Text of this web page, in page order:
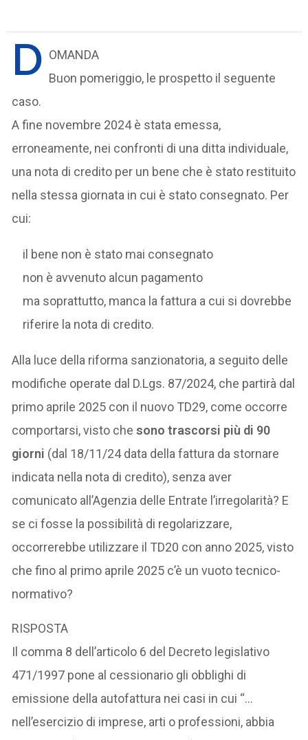
D OMANDA
Buon pomeriggio, le prospetto il seguente
caso.
A fine novembre 2024 è stata emessa,
erroneamente, nei confronti di una ditta individuale,
una nota di credito per un bene che è stato restituito
nella stessa giornata in cui è stato consegnato. Per
cui:
il bene non è stato mai consegnato
non è avvenuto alcun pagamento
ma soprattutto, manca la fattura a cui si dovrebbe
riferire la nota di credito.
Alla luce della riforma sanzionatoria, a seguito delle
modifiche operate dal D.Lgs. 87/2024, che partirà dal
primo aprile 2025 con il nuovo TD29, come occorre
comportarsi, visto chesono trascorsi più di 90
giorni (dal 18/11/24 data della fattura da stornare
indicata nella nota di credito), senza aver
comunicato all’Agenzia delle Entrate l’irregolarità? E
se ci fosse la possibilità di regolarizzare,
occorrerebbe utilizzare il TD20 con anno 2025, visto
che fino al primo aprile 2025 c’è un vuoto tecnico-
normativo?
RISPOSTA
Il comma 8 dell’articolo 6 del Decreto legislativo
471/1997 pone al cessionario gli obblighi di
emissione della autofattura nei casi in cui “…
nell’esercizio di imprese, arti o professioni, abbia